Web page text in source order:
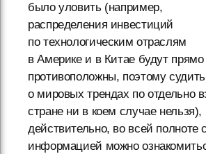
было уловить (например,
распределения инвестиций
по технологическим отраслям
в Америке и в Китае будут прямо
противоположны, поэтому судить
о мировых трендах по отдельно
стране ни в коем случае нельзя),
действительно, во всей полноте
информацией можно